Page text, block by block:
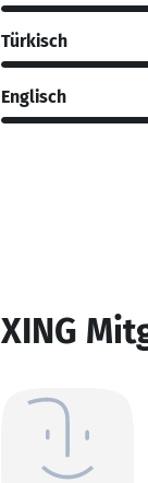
Türkisch
Englisch
XING